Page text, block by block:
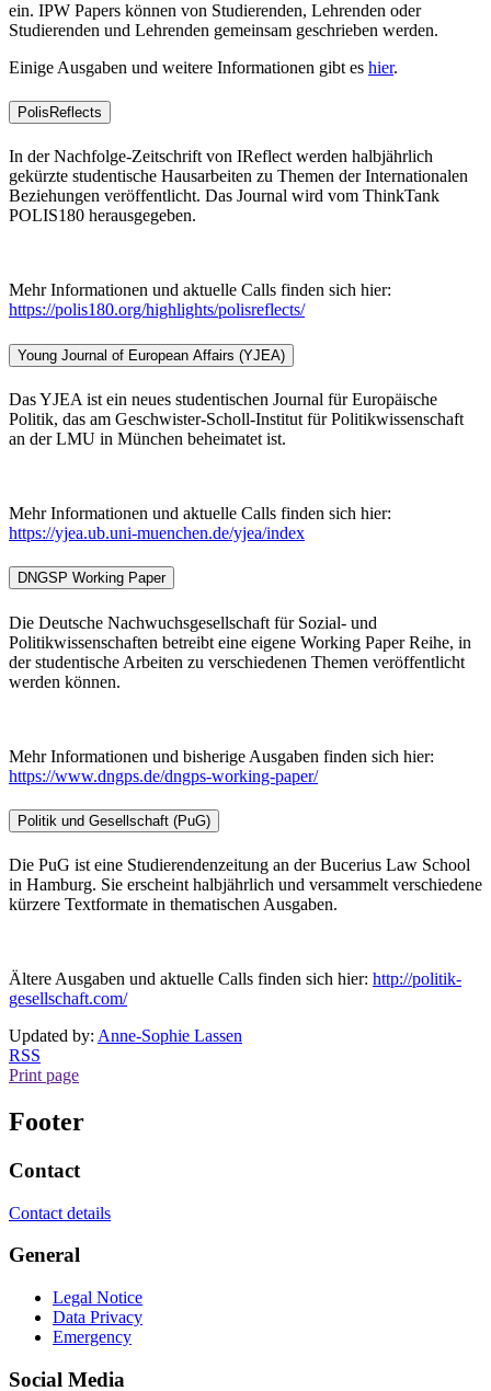
ein. IPW Papers können von Studierenden, Lehrenden oder
Studierenden und Lehrenden gemeinsam geschrieben werden.
Einige Ausgaben und weitere Informationen gibt es hier.
PolisReflects
In der Nachfolge-Zeitschrift von IReflect werden halbjährlich
gekürzte studentische Hausarbeiten zu Themen der Internationalen
Beziehungen veröffentlicht. Das Journal wird vom ThinkTank
POLIS180 herausgegeben.
Mehr Informationen und aktuelle Calls finden sich hier:
https://polis180.org/highlights/polisreflects/
Young Journal of European Affairs (YJEA)
Das YJEA ist ein neues studentischen Journal für Europäische
Politik, das am Geschwister-Scholl-Institut für Politikwissenschaft
an der LMU in München beheimatet ist.
Mehr Informationen und aktuelle Calls finden sich hier:
https://yjea.ub.uni-muenchen.de/yjea/index
DNGSP Working Paper
Die Deutsche Nachwuchsgesellschaft für Sozial- und
Politikwissenschaften betreibt eine eigene Working Paper Reihe, in
der studentische Arbeiten zu verschiedenen Themen veröffentlicht
werden können.
Mehr Informationen und bisherige Ausgaben finden sich hier:
https://www.dngps.de/dngps-working-paper/
Politik und Gesellschaft (PuG)
Die PuG ist eine Studierendenzeitung an der Bucerius Law School
in Hamburg. Sie erscheint halbjährlich und versammelt verschiedene
kürzere Textformate in thematischen Ausgaben.
Ältere Ausgaben und aktuelle Calls finden sich hier: http://politik-
gesellschaft.com/
Updated by: Anne-Sophie Lassen
RSS
Print page
Footer
Contact
Contact details
General
Legal Notice
Data Privacy
Emergency
Social Media